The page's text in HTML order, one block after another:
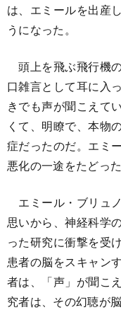
は、エミールを出産
うになった。
頭上を飛ぶ飛行機
口雑言として耳に入
きでも声が聞こえて
くて、明瞭で、本物
症だったのだ。エミ
悪化の一途をたどった
エミール・ブリュ
思いから、神経科学
った研究に衝撃を受
患者の脳をスキャン
者は、「声」が聞こ
究者は、その幻聴が